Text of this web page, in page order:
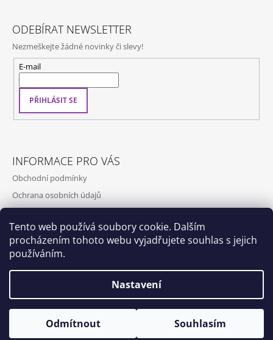
Tento web používá soubory cookie. Dalším
procházením tohoto webu vyjadřujete souhlas s jejich
používáním.
Nastavení
Odmítnout Souhlasím
ODEBÍRAT NEWSLETTER
Nezmeškejte žádné novinky či slevy!
E-mail
PŘIHLÁSIT SE
INFORMACE PRO VÁS
Obchodní podmínky
Ochrana osobních údajů
Doprava a platba
Napište nám
Vytvořil Shoptet
© 2026 Qubus. Všechna práva vyhrazena.